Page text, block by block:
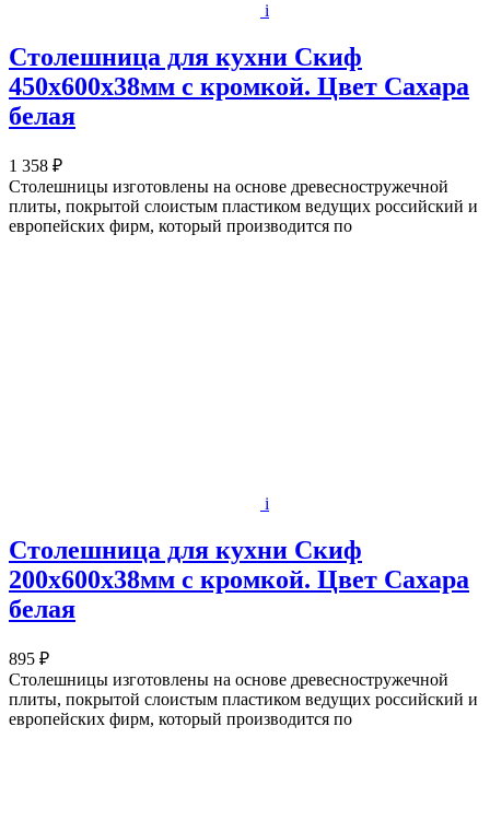
i
Столешница для кухни Скиф
450х600x38мм с кромкой. Цвет Сахара
белая
1 358 ₽
Столешницы изготовлены на основе древесностружечной
плиты, покрытой слоистым пластиком ведущих российский и
европейских фирм, который производится по
i
Столешница для кухни Скиф
200х600x38мм с кромкой. Цвет Сахара
белая
895 ₽
Столешницы изготовлены на основе древесностружечной
плиты, покрытой слоистым пластиком ведущих российский и
европейских фирм, который производится по